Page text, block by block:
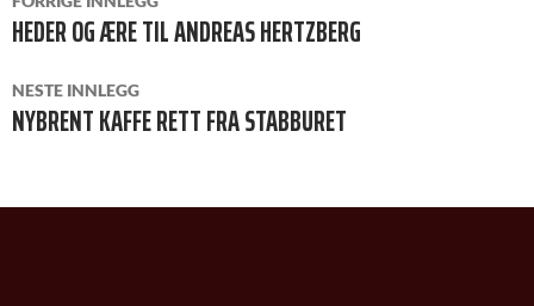
HEDER OG ÆRE TIL ANDREAS HERTZBERG
NESTE INNLEGG
NYBRENT KAFFE RETT FRA STABBURET